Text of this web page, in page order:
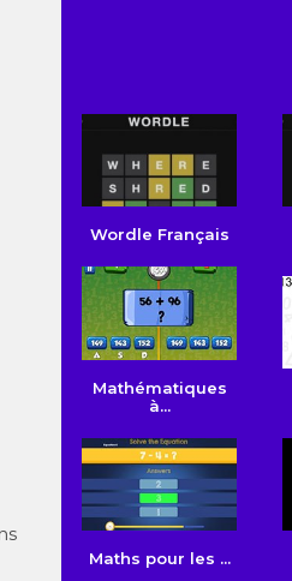
Wordle Français
Mathématiques
à...
Maths pour les ...